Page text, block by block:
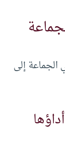
إلى